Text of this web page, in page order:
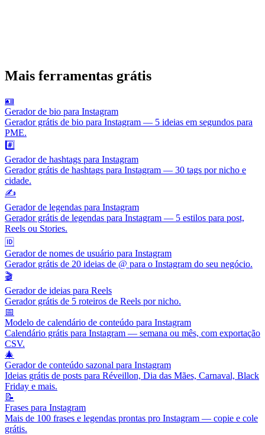
Mais ferramentas grátis
🪪
Gerador de bio para Instagram
Gerador grátis de bio para Instagram — 5 ideias em segundos para
PME.
#️⃣
Gerador de hashtags para Instagram
Gerador grátis de hashtags para Instagram — 30 tags por nicho e
cidade.
✍️
Gerador de legendas para Instagram
Gerador grátis de legendas para Instagram — 5 estilos para post,
Reels ou Stories.
🆔
Gerador de nomes de usuário para Instagram
Gerador grátis de 20 ideias de @ para o Instagram do seu negócio.
🎬
Gerador de ideias para Reels
Gerador grátis de 5 roteiros de Reels por nicho.
📅
Modelo de calendário de conteúdo para Instagram
Calendário grátis para Instagram — semana ou mês, com exportação
CSV.
🎄
Gerador de conteúdo sazonal para Instagram
Ideias grátis de posts para Réveillon, Dia das Mães, Carnaval, Black
Friday e mais.
📝
Frases para Instagram
Mais de 100 frases e legendas prontas pro Instagram — copie e cole
grátis.